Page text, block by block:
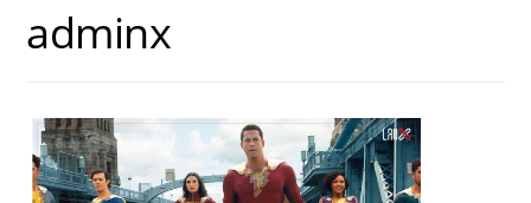
adminx